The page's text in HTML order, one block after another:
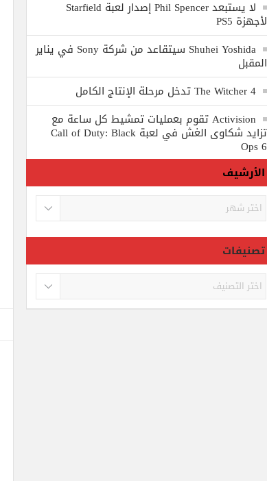
لا يستبعد Phil Spencer إصدار لعبة Starfield
لأجهزة PS5
Shuhei Yoshida سيتقاعد من شركة Sony في يناير
المقبل
The Witcher 4 تدخل مرحلة الإنتاج الكامل
Activision تقوم بعمليات تمشيط كل ساعة مع
تزايد شكاوى الغش في لعبة Call of Duty: Black
Ops 6
الأرشيف
الأرشيف
تصنيفات
تصنيفات